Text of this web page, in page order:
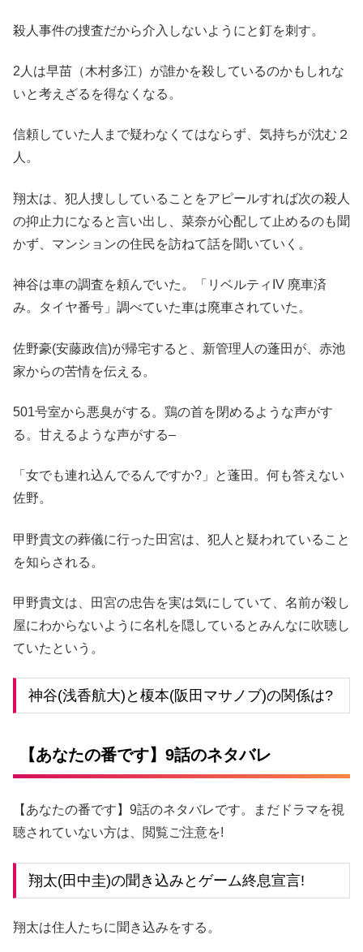
殺人事件の捜査だから介入しないようにと釘を刺す。
2人は早苗（木村多江）が誰かを殺しているのかもしれな
いと考えざるを得なくなる。
信頼していた人まで疑わなくてはならず、気持ちが沈む２
人。
翔太は、犯人捜ししていることをアピールすれば次の殺人
の抑止力になると言い出し、菜奈が心配して止めるのも聞
かず、マンションの住民を訪ねて話を聞いていく。
神谷は車の調査を頼んでいた。「リベルティIV 廃車済
み。タイヤ番号」調べていた車は廃車されていた。
佐野豪(安藤政信)が帰宅すると、新管理人の蓬田が、赤池
家からの苦情を伝える。
501号室から悪臭がする。鶏の首を閉めるような声がす
る。甘えるような声がする–
「女でも連れ込んでるんですか?」と蓬田。何も答えない
佐野。
甲野貴文の葬儀に行った田宮は、犯人と疑われていること
を知らされる。
甲野貴文は、田宮の忠告を実は気にしていて、名前が殺し
屋にわからないように名札を隠しているとみんなに吹聴し
ていたという。
神谷(浅香航大)と榎本(阪田マサノブ)の関係は?
【あなたの番です】9話のネタバレ
【あなたの番です】9話のネタバレです。まだドラマを視
聴されていない方は、閲覧ご注意を!
翔太(田中圭)の聞き込みとゲーム終息宣言!
翔太は住人たちに聞き込みをする。